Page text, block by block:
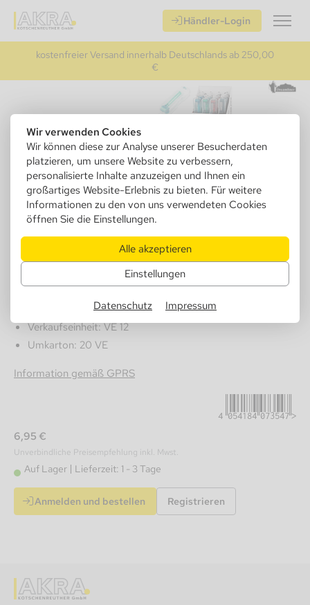
Wir verwenden Cookies
Wir können diese zur Analyse unserer Besucherdaten
platzieren, um unsere Website zu verbessern,
personalisierte Inhalte anzuzeigen und Ihnen ein
großartiges Website-Erlebnis zu bieten. Für weitere
Informationen zu den von uns verwendeten Cookies
öffnen Sie die Einstellungen.
Alle akzeptieren
Einstellungen
Datenschutz Impressum
Händler-Login
kostenfreier Versand innerhalb Deutschlands ab 250,00
€
Dreamliner Travelkit, Glas/Metall
Pfeife 13cm + Siebe
Verkaufseinheit: VE 12
Umkarton: 20 VE
Information gemäß GPRS
4054184073547
6,95 €
Unverbindliche Preisempfehlung inkl. Mwst.
Auf Lager Lieferzeit: 1 - 3 Tage
Anmelden und bestellen Registrieren